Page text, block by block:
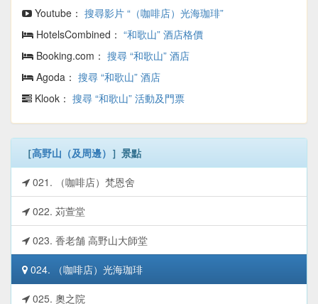
Youtube： 搜尋影片 “（咖啡店）光海珈琲”
HotelsCombined： “和歌山” 酒店格價
Booking.com： 搜尋 “和歌山” 酒店
Agoda： 搜尋 “和歌山” 酒店
Klook： 搜尋 “和歌山” 活動及門票
［高野山（及周邊） ］景點
021. （咖啡店）梵恩舍
022. 苅萱堂
023. 香老舗 高野山大師堂
024. （咖啡店）光海珈琲
025. 奧之院